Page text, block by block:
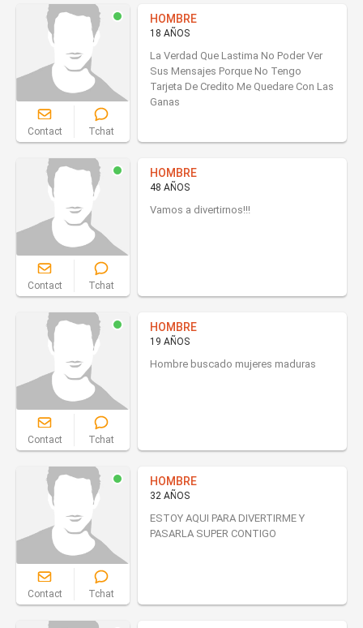
Contact Tchat
HOMBRE
18 AÑOS
La Verdad Que Lastima No Poder Ver
Sus Mensajes Porque No Tengo
Tarjeta De Credito Me Quedare Con Las
Ganas
Contact Tchat
HOMBRE
48 AÑOS
Vamos a divertirnos!!!
Contact Tchat
HOMBRE
19 AÑOS
Hombre buscado mujeres maduras
Contact Tchat
HOMBRE
32 AÑOS
ESTOY AQUI PARA DIVERTIRME Y
PASARLA SUPER CONTIGO